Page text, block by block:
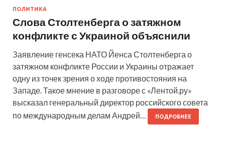
ПОЛИТИКА
Слова Столтенберга о затяжном
конфликте с Украиной объяснили
Заявление генсека НАТО Йенса Столтенберга о
затяжном конфликте России и Украины отражает
одну из точек зрения о ходе противостояния на
Западе. Такое мнение в разговоре с «Лентой.ру»
высказал генеральный директор российского совета
по международным делам Андрей…
ПОДРОБНЕЕ